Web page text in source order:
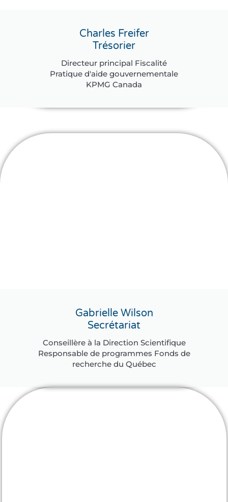
Charles Freifer
Trésorier
Directeur principal Fiscalité
Pratique d'aide gouvernementale
KPMG Canada
Gabrielle Wilson
Secrétariat
Conseillère à la Direction Scientifique
Responsable de programmes Fonds de
recherche du Québec